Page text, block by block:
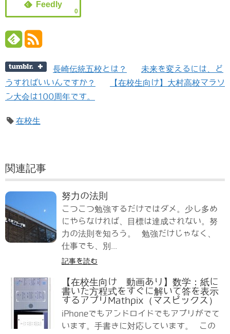
0
長崎伝統五校とは？
未来を変えるには、ど
うすればいいんですか？
【在校生向け】大村高校マラソ
ン大会は100周年です。
在校生
関連記事
努力の法則
こつこつ勉強するだけではダメ。少し多め
にやらなければ、目標は達成されない。努
力の法則を知ろう。 勉強だけじゃなく、
仕事でも、別...
記事を読む
【在校生向け 動画あり】数学：紙に
書いた方程式をすぐに解いて答を表示
するアプリMathpix（マスピックス）
iPhoneでもアンドロイドでもアプリがでて
います。手書きに対応しています。 この